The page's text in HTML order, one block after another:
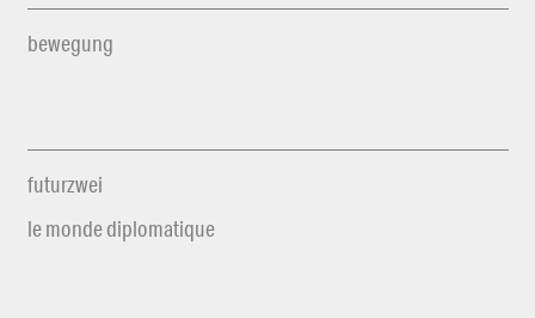
bewegung
futurzwei
le monde diplomatique